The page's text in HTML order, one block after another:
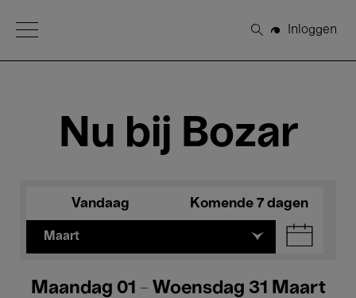
Open Menu
Zoeken
Inloggen
Nu bij Bozar
Vandaag Komende 7 dagen
Maart
Maandag 01 - Woensdag 31 Maart